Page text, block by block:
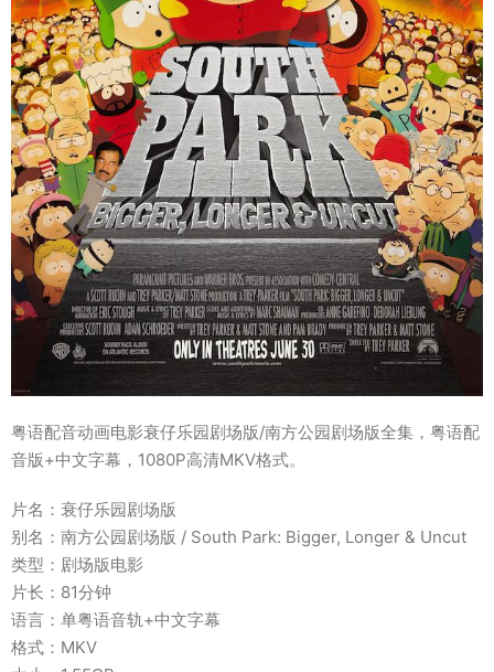
粤语配音动画电影衰仔乐园剧场版/南方公园剧场版全集，粤语配
音版+中文字幕，1080P高清MKV格式。
片名：衰仔乐园剧场版
别名：南方公园剧场版 / South Park: Bigger, Longer & Uncut
类型：剧场版电影
片长：81分钟
语言：单粤语音轨+中文字幕
格式：MKV